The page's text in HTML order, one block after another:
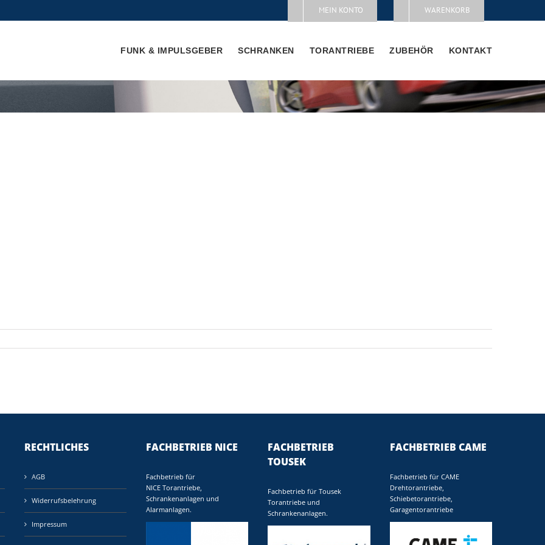
MEIN KONTO WARENKORB
FUNK & IMPULSGEBER SCHRANKEN TORANTRIEBE ZUBEHÖR KONTAKT
RECHTLICHES
AGB
Widerrufsbelehrung
Impressum
FACHBETRIEB NICE
Fachbetrieb für
NICE Torantriebe,
Schrankenanlagen und
Alarmanlagen.
FACHBETRIEB
TOUSEK
Fachbetrieb für Tousek
Torantriebe und
Schrankenanlagen.
FACHBETRIEB CAME
Fachbetrieb für CAME
Drehtorantriebe,
Schiebetorantriebe,
Garagentorantriebe